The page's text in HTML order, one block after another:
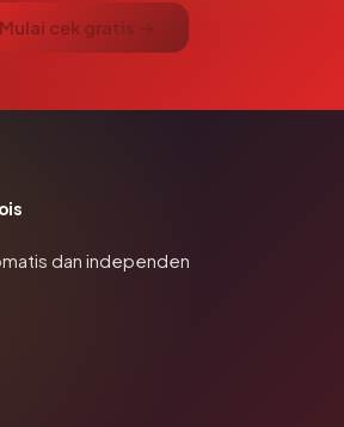
Mulai cek gratis →
dan independen